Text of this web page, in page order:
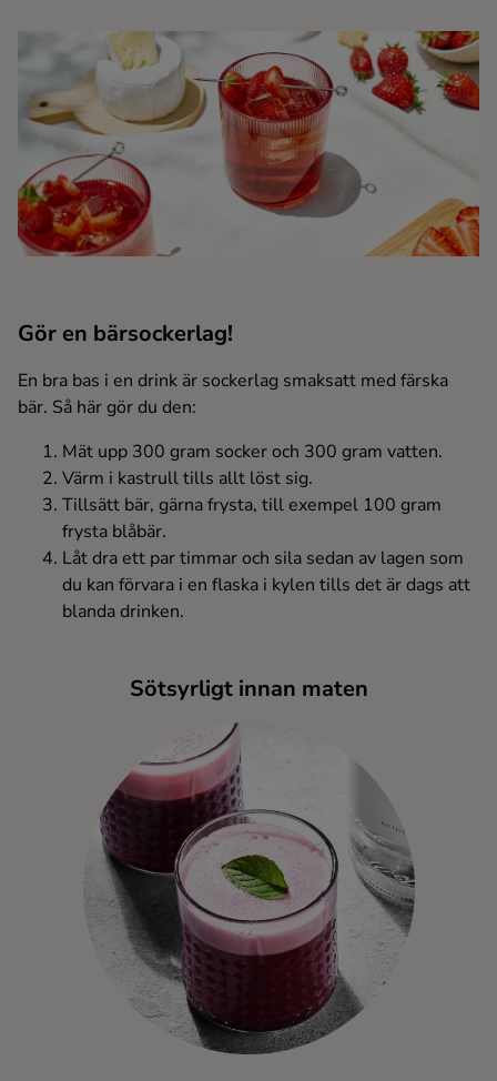
Konjak
Rom
Tequila
Vodka
Whisky
Ingredienser
Gör en bärsockerlag!
En bra bas i en drink är sockerlag smaksatt med färska
bär. Så här gör du den:
Mät upp 300 gram socker och 300 gram vatten.
Värm i kastrull tills allt löst sig.
Tillsätt bär, gärna frysta, till exempel 100 gram
frysta blåbär.
Låt dra ett par timmar och sila sedan av lagen som
du kan förvara i en flaska i kylen tills det är dags att
blanda drinken.
Sötsyrligt innan maten